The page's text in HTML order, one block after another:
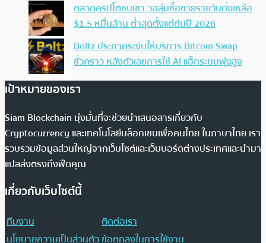
ตลาดคริปโตซบเซา วอลุ่มซื้อขายรายวันดิ่งเหลือ
$1.5 หมื่นล้าน ต่ำสุดตั้งแต่ต้นปี 2026
Boltz ประกาศระงับให้บริการ Bitcoin Swap
ชั่วคราว หลังตัวเลขการใช้ AI แฮ็กระบบพุ่งสูง
เป้าหมายของเรา
Siam Blockchain มุ่งมั่นที่จะช่วยนำเสนอสารเกี่ยวกับ
Cryptocurrency และเทคโนโลยีบล็อกเชนเพื่อคนไทย ในภาษาไทย เรา
รวบรวมข้อมูลส่วนใหญ่จากเว็บไซต์และเว็บบอร์ดต่างประเทศและนำมา
แปลส่งตรงถึงฟีดคุณ
เกี่ยวกับเว็บไซต์นี้
ทีมงาน
ติดต่อเรา
นโยบายความเป็นส่วนตัวข้อตกลงในการใช้งาน